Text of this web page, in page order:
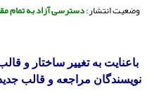
وضعیت انتشار:دسترسی آزاد به تمام
باعنایت به تغییر ساختار و
نویسندگان مراجعه و قالب